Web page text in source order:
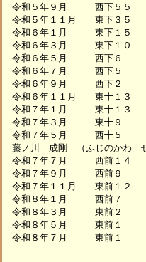
令和５年９月　　　西下５
令和５年１１月　　東下３
令和６年１月　　　東下
令和６年３月　　　東下
令和６年５月　　　西下
令和６年７月　　　西下
令和６年９月　　　西下
令和６年１１月　　東十１
令和７年１月　　　東十１３
令和７年３月　　　東十９
令和７年５月　　　西十５　
藤ノ川　成剛　（ふじのかわ　
令和７年７月　　　西前１４
令和７年９月　　　西前９
令和７年１１月　　東前１
令和８年１月　　　西前７　
令和８年３月　　　東前２　
令和８年５月　　　東前１